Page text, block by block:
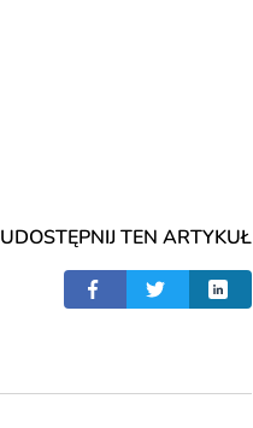
UDOSTĘPNIJ TEN ARTYKUŁ